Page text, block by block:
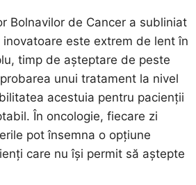
Bolnavilor de Cancer a subliniat
este extrem de lent în
timp de așteptare de peste
unui tratament la nivel
acestuia pentru pacienții
În oncologie, fiecare zi
pot însemna o opțiune
care nu își permit să aștepte